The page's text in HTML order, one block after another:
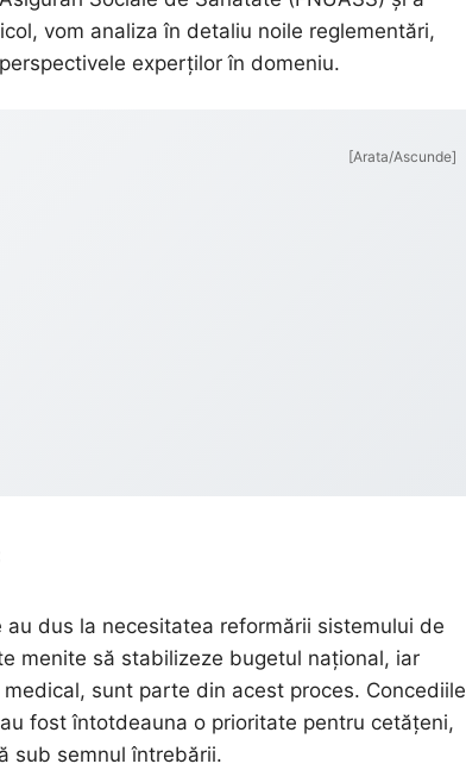
vom analiza în detaliu noile reglementări,
experților în domeniu.
[Arata/Ascunde]
dus la necesitatea reformării sistemului de
menite să stabilizeze bugetul național, iar
sunt parte din acest proces. Concediile
fost întotdeauna o prioritate pentru cetățeni,
sub semnul întrebării.